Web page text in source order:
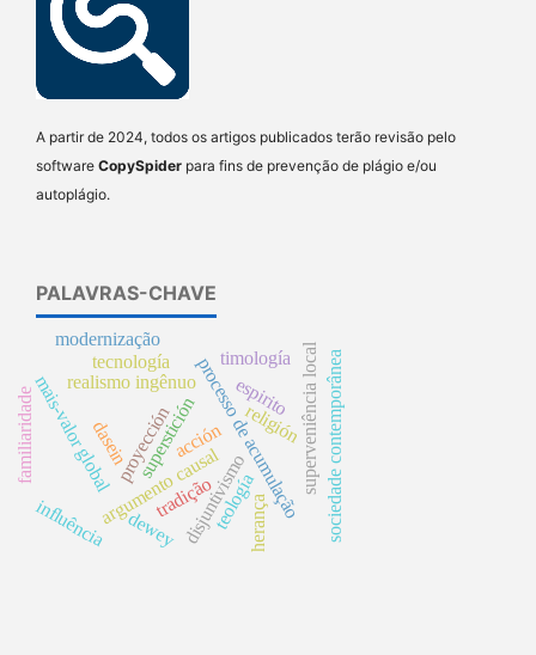
A partir de 2024, todos os artigos publicados terão revisão pelo
software CopySpider para fins de prevenção de plágio e/ou
autoplágio.
PALAVRAS-CHAVE
argumento causal
superstición
proyección processo de acumulação
mais-valor global superveniência local
disjuntivismo
religión
realismo ingênuo
tecnología
dewey teología
espirito
influência
familiaridade dasein
herança
modernização
tradição
timología
acción sociedade contemporânea